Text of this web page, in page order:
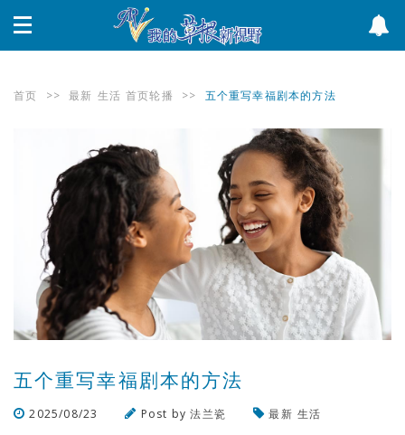
首页 >> 最新 生活 首页轮播 >> 五个重写幸福剧本的方法
五个重写幸福剧本的方法
2025/08/23 Post by法兰瓷 最新 生活